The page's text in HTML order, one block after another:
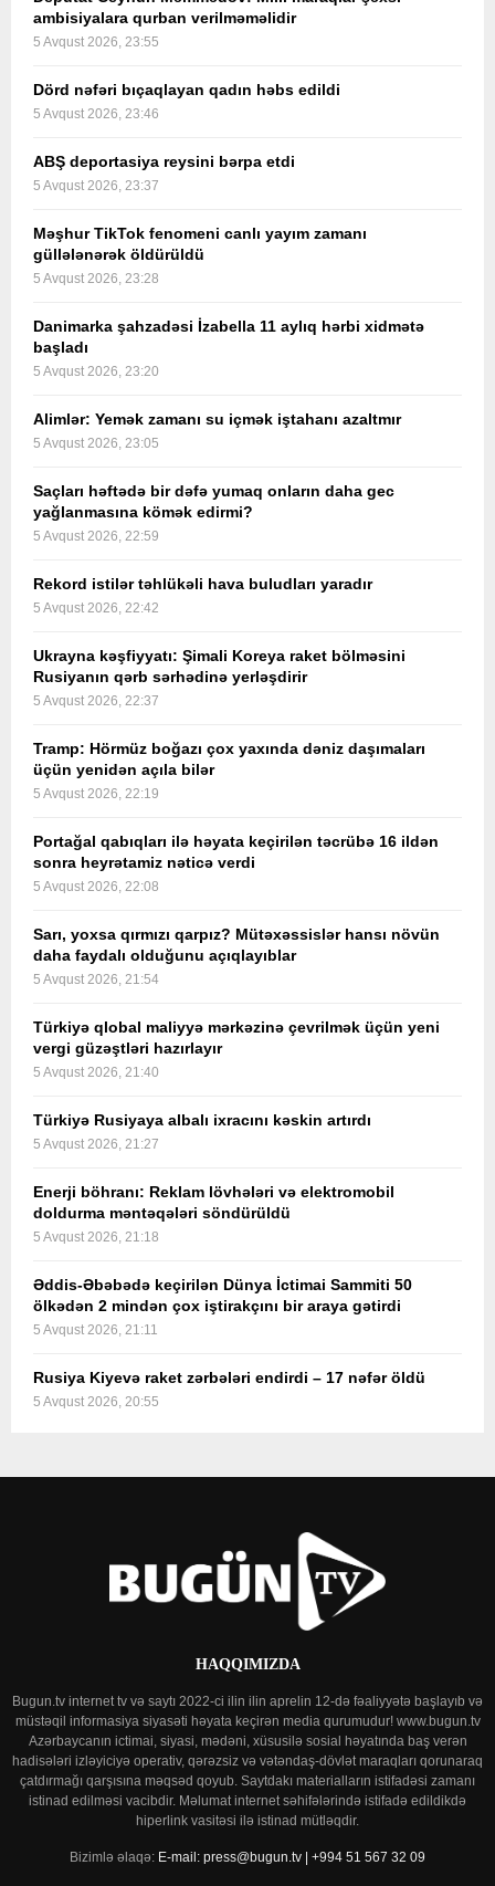
ambisiyalara qurban verilməməlidir
5 Avqust 2026, 23:55
Dörd nəfəri bıçaqlayan qadın həbs edildi
5 Avqust 2026, 23:46
ABŞ deportasiya reysini bərpa etdi
5 Avqust 2026, 23:37
Məşhur TikTok fenomeni canlı yayım zamanı
güllələnərək öldürüldü
5 Avqust 2026, 23:28
Danimarka şahzadəsi İzabella 11 aylıq hərbi xidmətə
başladı
5 Avqust 2026, 23:20
Alimlər: Yemək zamanı su içmək iştahanı azaltmır
5 Avqust 2026, 23:05
Saçları həftədə bir dəfə yumaq onların daha gec
yağlanmasına kömək edirmi?
5 Avqust 2026, 22:59
Rekord istilər təhlükəli hava buludları yaradır
5 Avqust 2026, 22:42
Ukrayna kəşfiyyatı: Şimali Koreya raket bölməsini
Rusiyanın qərb sərhədinə yerləşdirir
5 Avqust 2026, 22:37
Tramp: Hörmüz boğazı çox yaxında dəniz daşımaları
üçün yenidən açıla bilər
5 Avqust 2026, 22:19
Portağal qabıqları ilə həyata keçirilən təcrübə 16 ildən
sonra heyrətamiz nəticə verdi
5 Avqust 2026, 22:08
Sarı, yoxsa qırmızı qarpız? Mütəxəssislər hansı növün
daha faydalı olduğunu açıqlayıblar
5 Avqust 2026, 21:54
Türkiyə qlobal maliyyə mərkəzinə çevrilmək üçün yeni
vergi güzəştləri hazırlayır
5 Avqust 2026, 21:40
Türkiyə Rusiyaya albalı ixracını kəskin artırdı
5 Avqust 2026, 21:27
Enerji böhranı: Reklam lövhələri və elektromobil
doldurma məntəqələri söndürüldü
5 Avqust 2026, 21:18
Əddis-Əbəbədə keçirilən Dünya İctimai Sammiti 50
ölkədən 2 mindən çox iştirakçını bir araya gətirdi
5 Avqust 2026, 21:11
Rusiya Kiyevə raket zərbələri endirdi – 17 nəfər öldü
5 Avqust 2026, 20:55
HAQQIMIZDA
Bugun.tv internet tv və saytı 2022-ci ilin ilin aprelin 12-də fəaliyyətə başlayıb və
müstəqil informasiya siyasəti həyata keçirən media qurumudur! www.bugun.tv
Azərbaycanın ictimai, siyasi, mədəni, xüsusilə sosial həyatında baş verən
hadisələri izləyiciyə operativ, qərəzsiz və vətəndaş-dövlət maraqları qorunaraq
çatdırmağı qarşısına məqsəd qoyub. Saytdakı materialların istifadəsi zamanı
istinad edilməsi vacibdir. Məlumat internet səhifələrində istifadə edildikdə
hiperlink vasitəsi ilə istinad mütləqdir.
Bizimlə əlaqə: E-mail: press@bugun.tv | +994 51 567 32 09